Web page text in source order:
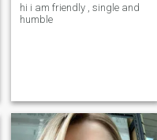
hi i am friendly , single and
humble